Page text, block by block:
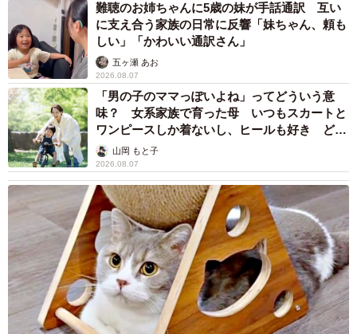
難聴のお姉ちゃんに5歳の妹が手話通訳 互い
に支え合う家族の日常に反響「妹ちゃん、頼も
しい」「かわいい通訳さん」
五ヶ瀬 あお
2026.08.07
「男の子のママっぽいよね」ってどういう意
味？ 女系家族で育った母 いつもスカートと
ワンピースしか着ないし、ヒールも好き どの
へんが…
山岡 もと子
2026.08.07